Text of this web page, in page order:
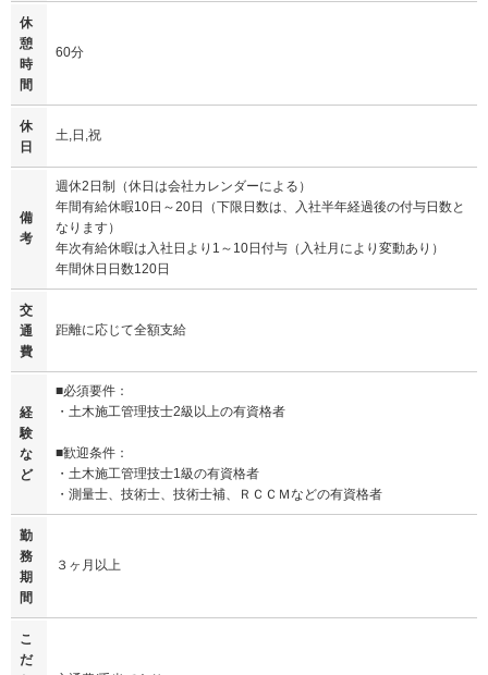
休
憩
時
間
60分
休
日
土,日,祝
備
考
週休2日制（休日は会社カレンダーによる）
年間有給休暇10日～20日（下限日数は、入社半年経過後の付与日数と
なります）
年次有給休暇は入社日より1～10日付与（入社月により変動あり）
年間休日日数120日
交
通
費
距離に応じて全額支給
経
験
な
ど
■必須要件：
・土木施工管理技士2級以上の有資格者
■歓迎条件：
・土木施工管理技士1級の有資格者
・測量士、技術士、技術士補、ＲＣＣＭなどの有資格者
勤
務
期
間
３ヶ月以上
こ
だ